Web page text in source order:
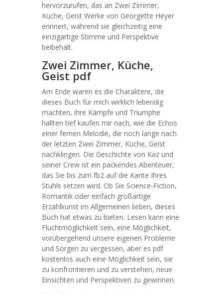
hervorzurufen, das an Zwei Zimmer,
Küche, Geist Werke von Georgette Heyer
erinnert, während sie gleichzeitig eine
einzigartige Stimme und Perspektive
beibehält.
Zwei Zimmer, Küche,
Geist pdf
Am Ende waren es die Charaktere, die
dieses Buch für mich wirklich lebendig
machten, ihre Kämpfe und Triumphe
hallten tief kaufen mir nach, wie die Echos
einer fernen Melodie, die noch lange nach
der letzten Zwei Zimmer, Küche, Geist
nachklingen. Die Geschichte von Kaz und
seiner Crew ist ein packendes Abenteuer,
das Sie bis zum fb2 auf die Kante Ihres
Stuhls setzen wird. Ob Sie Science-Fiction,
Romantik oder einfach großartige
Erzählkunst im Allgemeinen lieben, dieses
Buch hat etwas zu bieten. Lesen kann eine
Fluchtmöglichkeit sein, eine Möglichkeit,
vorübergehend unsere eigenen Probleme
und Sorgen zu vergessen, aber es pdf
kostenlos auch eine Möglichkeit sein, sie
zu konfrontieren und zu verstehen, neue
Einsichten und Perspektiven zu gewinnen.